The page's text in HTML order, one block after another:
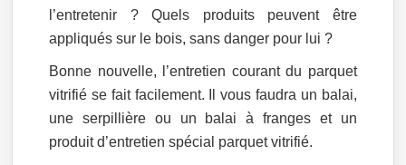
l’entretenir ? Quels produits peuvent être
appliqués sur le bois, sans danger pour lui ?
Bonne nouvelle, l’entretien courant du parquet
vitrifié se fait facilement. Il vous faudra un balai,
une serpillière ou un balai à franges et un
produit d’entretien spécial parquet vitrifié.